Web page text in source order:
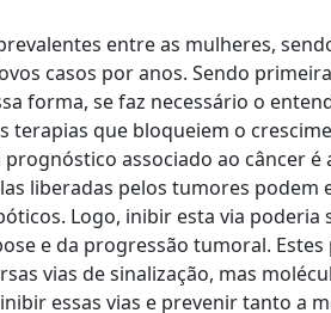
entre as mulheres,
casos por anos. Sendo
forma, se faz necessário o
terapias que bloqueiem o
associado ao câncer é
liberadas pelos tumores podem
Logo, inibir esta via poderia
e da progressão tumoral. Estes
vias de sinalização, mas
essas vias e prevenir tanto a